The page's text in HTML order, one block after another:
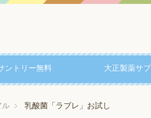
ントリー無料 大正製薬サ
ル 乳酸菌「ラブレ」お試し